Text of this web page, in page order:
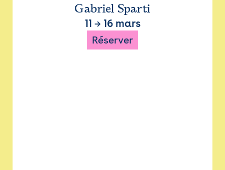
Gabriel Sparti
11 → 16 mars
Réserver